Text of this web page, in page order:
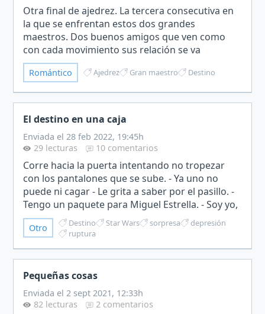
Otra final de ajedrez. La tercera consecutiva en
la que se enfrentan estos dos grandes
maestros. Dos buenos amigos que ven como
con cada movimiento sus relación se va
consumiendo.Un error costaría el mundial a
cualquiera de ellos.Una mano se…
Romántico Ajedrez Gran maestro Destino
El destino en una caja
Enviada el 28 feb 2022, 19:45h
29 lecturas
10 comentarios
Corre hacia la puerta intentando no tropezar
con los pantalones que se sube. - Ya uno no
puede ni cagar - Le grita a saber por el pasillo. -
Tengo un paquete para Miguel Estrella. - Soy yo,
pero no he pedido nada desde hace meses. -
Firme aqu…
Otro Destino Star Wars sorpresa
depresión
ruptura
Pequeñas cosas
Enviada el 2 sept 2021, 12:33h
82 lecturas
2 comentarios